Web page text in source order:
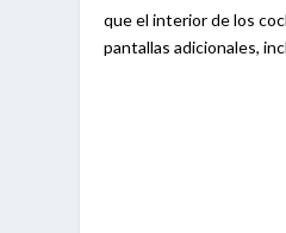
que el interior de los
pantallas adicionales,